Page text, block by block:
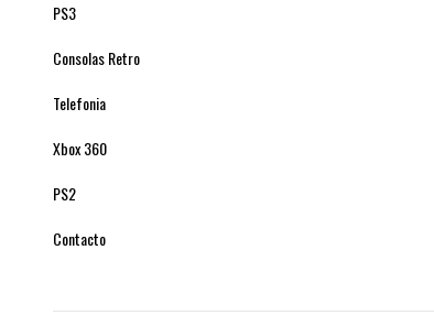
PS3
Consolas Retro
Telefonia
Xbox 360
PS2
Contacto